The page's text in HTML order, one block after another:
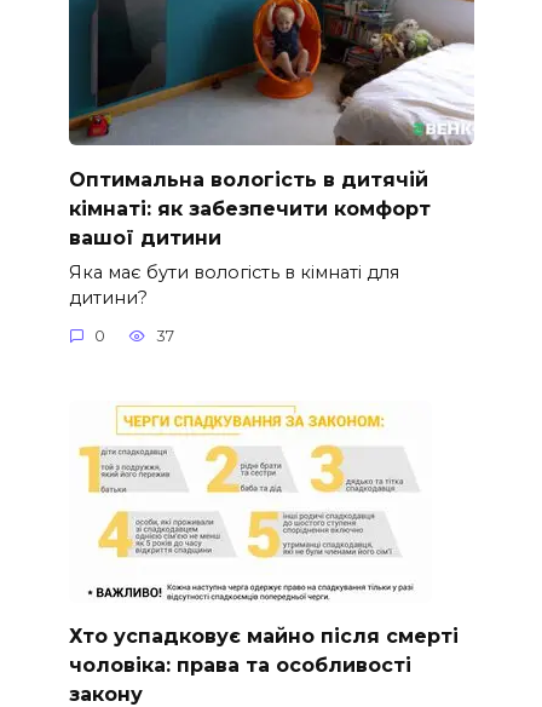
Оптимальна вологість в дитячій
кімнаті: як забезпечити комфорт
вашої дитини
Яка має бути вологість в кімнаті для
дитини?
0 37
Хто успадковує майно після смерті
чоловіка: права та особливості
закону